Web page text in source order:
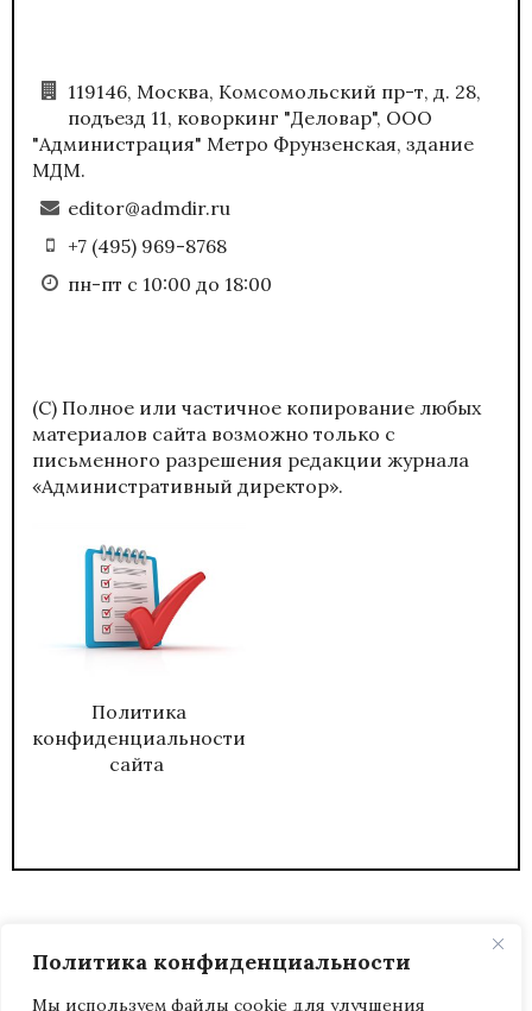
Политика конфиденциальности
Мы используем файлы cookie для улучшения
119146, Москва, Комсомольский пр-т, д. 28,
подъезд 11, коворкинг "Деловар", ООО
"Администрация" Метро Фрунзенская, здание
МДМ.
editor@admdir.ru
+7 (495) 969-8768
пн-пт с 10:00 до 18:00
(С) Полное или частичное копирование любых
материалов сайта возможно только с
письменного разрешения редакции журнала
«Административный директор».
Политика
конфиденциальности
сайта